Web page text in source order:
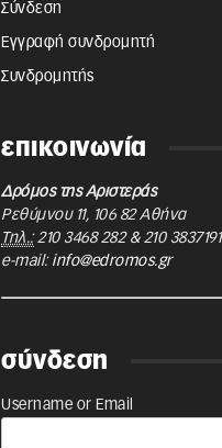
Σύνδεση
Εγγραφή συνδρομητή
Συνδρομητής
επικοινωνία
Δρόμος της Αριστεράς
Ρεθύμνου 11, 106 82 Αθήνα
Τηλ.: 210 3468 282& 210 3837191
e-mail: info@edromos.gr
σύνδεση
Username or Email